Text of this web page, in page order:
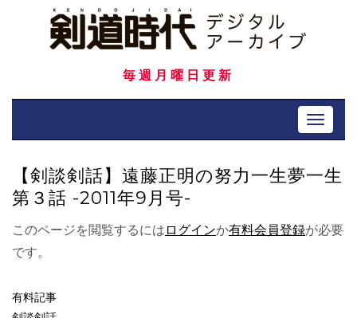
毎週月曜日更新
Toggle
【剣談剣話】遠藤正明の努力一生夢一生
第３話 -2011年9月号-
このページを閲覧するには ログインか有料会員登録が必要
です。
有料記事